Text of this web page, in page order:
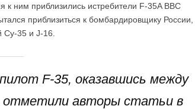
к ним приблизились истребители F-35A ВВС
приблизиться к бомбардировщику России,
Су-35 и J-16.
F-35, оказавшись между
отметили авторы статьи в